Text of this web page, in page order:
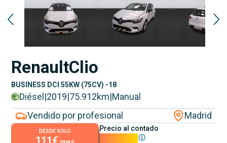
RenaultClio
BUSINESS DCI 55KW (75CV) -18
Diésel |2019|75.912km|Manual
Vendido por profesional
Madrid
DESDE SOLO
111€
Precio al contado